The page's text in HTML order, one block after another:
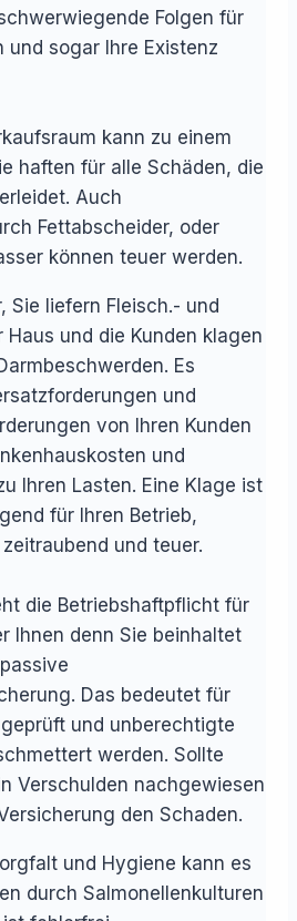
Folgen für
und sogar Ihre Existenz
kann zu einem
haften für alle Schäden, die
Auch
Fettabscheider, oder
können teuer werden.
Sie liefern Fleisch.- und
und die Kunden klagen
Es
und
von Ihren Kunden
und
Ihren Lasten. Eine Klage ist
für Ihren Betrieb,
und teuer.
die Betriebshaftpflicht für
Ihnen denn Sie beinhaltet
Das bedeutet für
und unberechtigte
werden. Sollte
Verschulden nachgewiesen
den Schaden.
und Hygiene kann es
durch Salmonellenkulturen